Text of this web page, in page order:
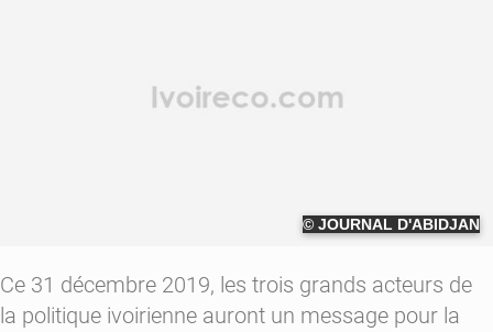
© JOURNAL D'ABIDJAN
Ce 31 décembre 2019, les trois grands acteurs de
la politique ivoirienne auront un message pour la